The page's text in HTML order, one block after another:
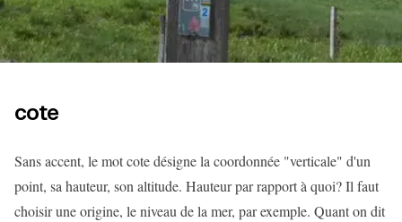
cote
Sans accent, le mot cote désigne la coordonnée "verticale" d'un
point, sa hauteur, son altitude. Hauteur par rapport à quoi? Il faut
choisir une origine, le niveau de la mer, par exemple. Quant on dit